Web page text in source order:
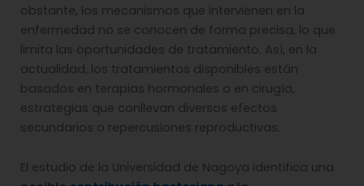
obstante, los mecanismos que intervienen en la
enfermedad no se conocen de forma precisa, lo que
limita las oportunidades de tratamiento. Así, en la
actualidad, los tratamientos disponibles están
basados en terapias hormonales o en cirugía,
estrategias que conllevan diversos efectos
secundarios o repercusiones reproductivas.
El estudio de la Universidad de Nagoya identifica una